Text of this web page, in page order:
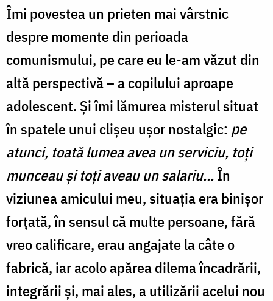
Îmi povestea un prieten mai vârstnic
despre momente din perioada
comunismului, pe care eu le-am văzut din
altă perspectivă – a copilului aproape
adolescent. Și îmi lămurea misterul situat
în spatele unui clișeu ușor nostalgic: pe
atunci, toată lumea avea un serviciu, toți
munceau și toți aveau un salariu...În
viziunea amicului meu, situația era binișor
forțată, în sensul că multe persoane, fără
vreo calificare, erau angajate la câte o
fabrică, iar acolo apărea dilema încadrării,
integrării și, mai ales, a utilizării acelui nou